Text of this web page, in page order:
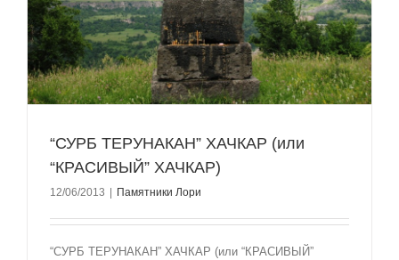
“СУРБ ТЕРУНАКАН” ХАЧКАР (или
“КРАСИВЫЙ” ХАЧКАР)
12/06/2013 Памятники Лори
“СУРБ ТЕРУНАКАН” ХАЧКАР (или “КРАСИВЫЙ”